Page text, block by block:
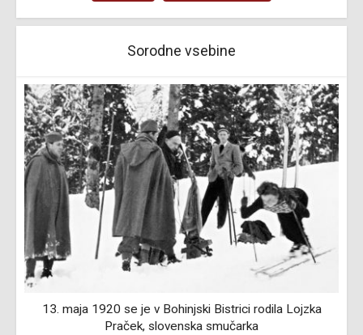
Sorodne vsebine
13. maja 1920 se je v Bohinjski Bistrici rodila Lojzka
Praček, slovenska smučarka